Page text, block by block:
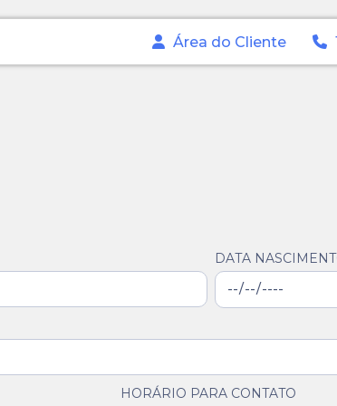
Área do Cliente
DATA
HORÁRIO PARA CONTATO